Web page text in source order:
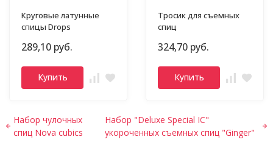
Круговые латунные
спицы Drops
289,10 руб.
Купить
Тросик для съемных
спиц
324,70 руб.
Купить
Набор чулочных
спиц Nova cubics
Набор "Deluxe Special IC"
укороченных съемных спиц "Ginger"